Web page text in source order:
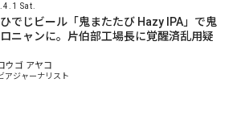
Sat.
でじビール「鬼またたび Hazy IPA」で鬼
ニャンに。片伯部工場長に覚醒済乱用疑
ウゴ アヤコ
アジャーナリスト